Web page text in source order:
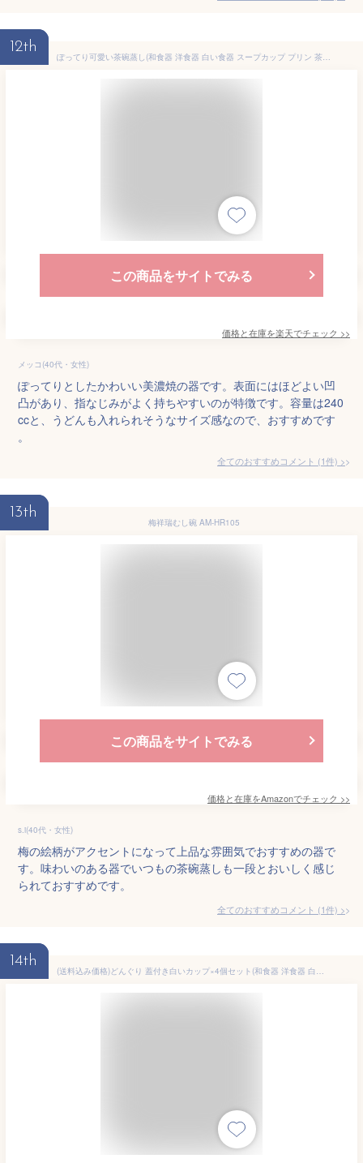
12th
ぽってり可愛い茶碗蒸し(和食器 洋食器 白い食器 スープカップ プリン 茶碗蒸し碗 蓋付き 蓋物 デザートカップ アウトレット込み フタ付き 多治見美濃焼 日本製)
この商品をサイトでみる
価格と在庫を楽天でチェック >>
メッコ(40代・女性)
ぽってりとしたかわいい美濃焼の器です。表面にはほどよい凹
凸があり、指なじみがよく持ちやすいのが特徴です。容量は240
ccと、うどんも入れられそうなサイズ感なので、おすすめです
。
全てのおすすめコメント (1件) >
13th
梅祥瑞むし碗 AM-HR105
この商品をサイトでみる
価格と在庫をAmazonでチェック >>
s.i(40代・女性)
梅の絵柄がアクセントになって上品な雰囲気でおすすめの器で
す。味わいのある器でいつもの茶碗蒸しも一段とおいしく感じ
られておすすめです。
全てのおすすめコメント (1件) >
14th
(送料込み価格)どんぐり 蓋付き白いカップ×4個セット(和食器 洋食器 白い食器 茶碗蒸し スープカップ プリン デザートカップ cafe風 アウトレット込み フタ付き 多治見美濃焼)※北海道・沖縄は送料割引